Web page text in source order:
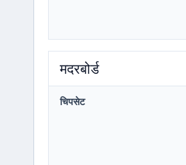
मदरबोर्ड
चिपसेट